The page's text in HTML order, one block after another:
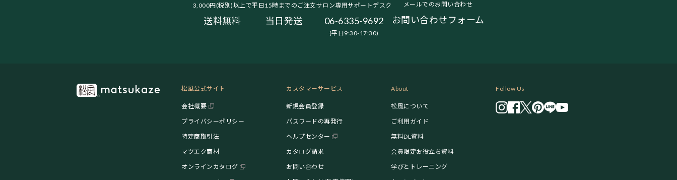
3,000円(税別)以上で
送料無料
平日15時までのご注文
当日発送
サロン専用サポートデスク
06-6335-9692
(平日9:30-17:30)
メールでのお問い合わせ
お問い合わせフォーム
松風公式サイト
会社概要
プライバシーポリシー
特定商取引法
マツエク商材
オンラインカタログ
カスタマーサービス
新規会員登録
パスワードの再発行
ヘルプセンター
カタログ請求
お問い合わせ
About
松風について
ご利用ガイド
無料DL資料
会員限定お役立ち資料
学びとトレーニング
Follow Us